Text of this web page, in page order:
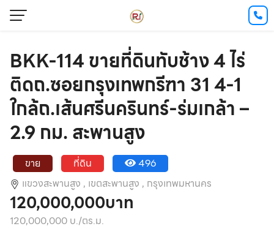
BKK-114 ขายที่ดินทับช้าง 4 ไร่
ติดถ.ซอยกรุงเทพกรีฑา 31 4-1
ใกล้ถ.เส้นศรีนครินทร์-ร่มเกล้า –
2.9 กม. สะพานสูง
ขาย ที่ดิน
496
แขวงสะพานสูง , เขตสะพานสูง , กรุงเทพมหานคร
120,000,000บาท
120,000,000 บ./ตร.ม.